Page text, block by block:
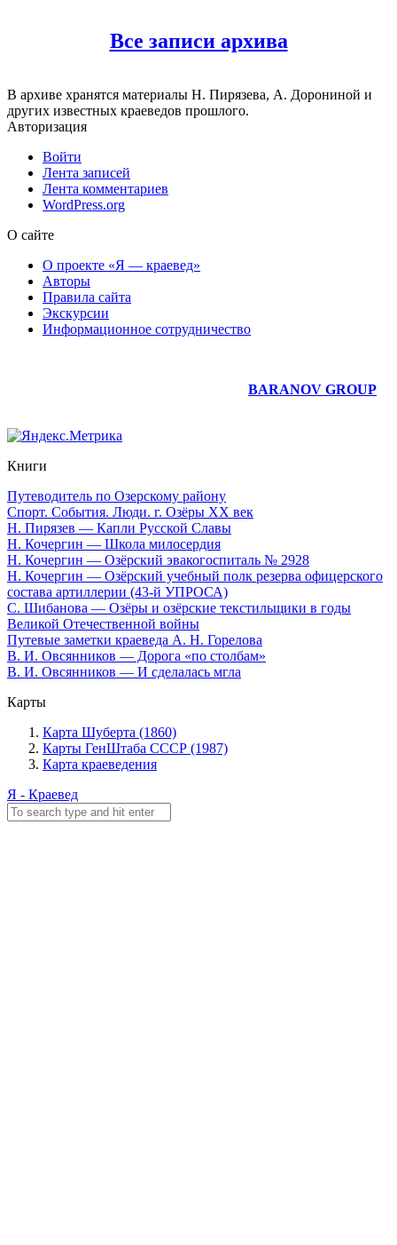
Все записи архива
В архиве хранятся материалы Н. Пирязева, А. Дорониной и
других известных краеведов прошлого.
Авторизация
Войти
Лента записей
Лента комментариев
WordPress.org
О сайте
О проекте «Я — краевед»
Авторы
Правила сайта
Экскурсии
Информационное сотрудничество
BARANOV GROUP
Книги
Путеводитель по Озерскому району
Спорт. События. Люди. г. Озёры XX век
Н. Пирязев — Капли Русской Славы
Н. Кочергин — Школа милосердия
Н. Кочергин — Озёрский эвакогоспиталь № 2928
Н. Кочергин — Озёрский учебный полк резерва офицерского
состава артиллерии (43-й УПРОСА)
С. Шибанова — Озёры и озёрские текстильщики в годы
Великой Отечественной войны
Путевые заметки краеведа А. Н. Горелова
В. И. Овсянников — Дорога «по столбам»
В. И. Овсянников — И сделалась мгла
Карты
Карта Шуберта (1860)
Карты ГенШтаба СССР (1987)
Карта краеведения
Я - Краевед